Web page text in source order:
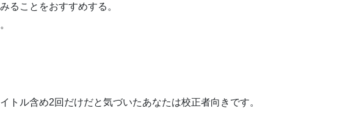
ることをおすすめする。
トル含め2回だけだと気づいたあなたは校正者向きです。